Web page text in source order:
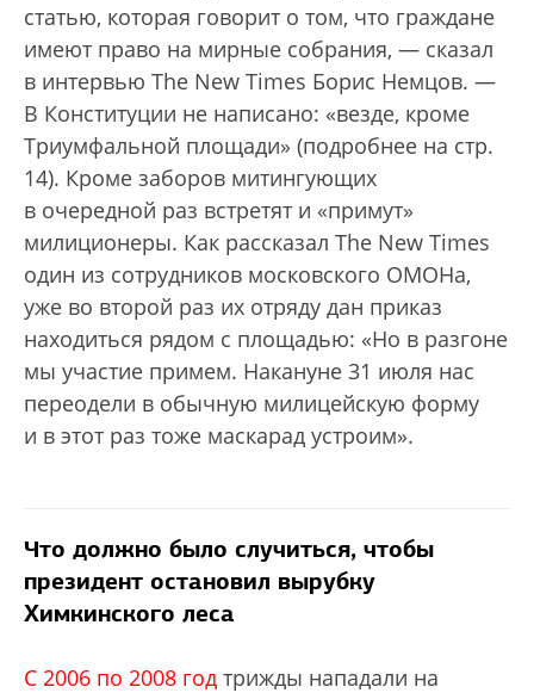
статью, которая говорит о том, что граждане
имеют право на мирные собрания, — сказал
в интервью The New Times Борис Немцов. —
В Конституции не написано: «везде, кроме
Триумфальной площади» (подробнее на стр.
14). Кроме заборов митингующих
в очередной раз встретят и «примут»
милиционеры. Как рассказал The New Times
один из сотрудников московского ОМОНа,
уже во второй раз их отряду дан приказ
находиться рядом с площадью: «Но в разгоне
мы участие примем. Накануне 31 июля нас
переодели в обычную милицейскую форму
и в этот раз тоже маскарад устроим».
Что должно было случиться, чтобы
президент остановил вырубку
Химкинского леса
С 2006 по 2008 год трижды нападали на